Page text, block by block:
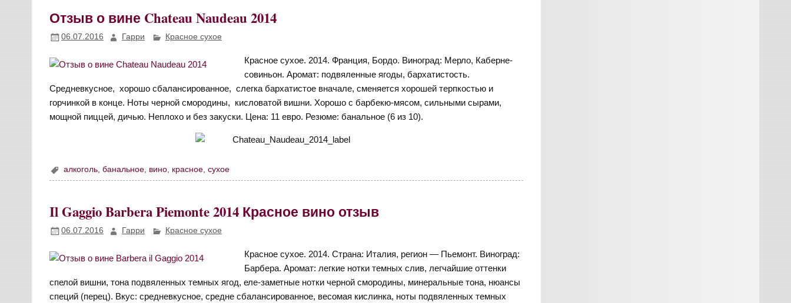
Отзыв о вине Chateau Naudeau 2014
06.07.2016 Гарри Красное сухое
Красное сухое. 2014. Франция, Бордо. Виноград: Мерло, Каберне-
совиньон. Аромат: подвяленные ягоды, бархатистость.
Средневкусное, хорошо сбалансированное, слегка бархатистое вначале, сменяется хорошей терпкостью и
горчинкой в конце. Ноты черной смородины, кисловатой вишни. Хорошо с барбекю-мясом, сильными сырами,
мощной пиццей, дичью. Неплохо и без закуски. Цена: 11 евро. Резюме: банальное (6 из 10).
алкоголь,банальное, вино, красное,сухое
Il Gaggio Barbera Piemonte 2014 Красное вино отзыв
06.07.2016 Гарри Красное сухое
Красное сухое. 2014. Страна: Италия, регион — Пьемонт. Виноград:
Барбера. Аромат: легкие нотки темных слив, легчайшие оттенки
спелой вишни, тона подвяленных темных ягод, еле-заметные нотки черной смородины, минеральные тона, нюансы
специй (перец). Вкус: средневкусное, средне сбалансированное, весомая кислинка, ноты подвяленных темных